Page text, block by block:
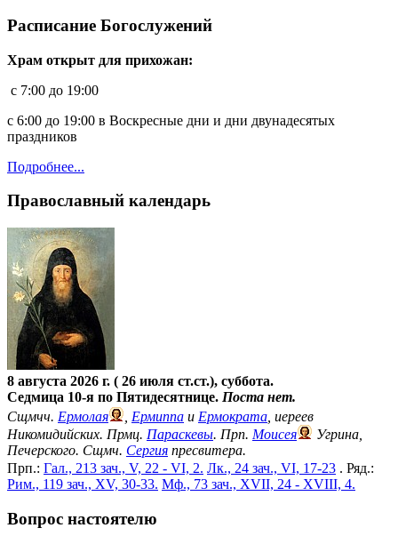
Расписание Богослужений
Храм открыт для прихожан:
c 7:00 до 19:00
с 6:00 до 19:00 в Воскресные дни и дни двунадесятых
праздников
Подробнее...
Православный календарь
8 августа 2026 г. ( 26 июля ст.ст.), суббота.
Седмица 10-я по Пятидесятнице. Поста нет.
Сщмчч. Ермолая Ермиппа и Ермократа , иереев
Никомидийских. Прмц. Параскевы. Прп. Моисея
Угрина,
Печерского. Сщмч. Сергия пресвитера.
Прп.: Гал., 213 зач., V, 22 - VI, 2. Лк., 24 зач., VI, 17-23 . Ряд.:
Рим., 119 зач., XV, 30-33. Мф., 73 зач., XVII, 24 - XVIII, 4.
Вопрос настоятелю